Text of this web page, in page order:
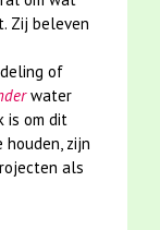
Zij beleven
of
water
is om dit
zijn
als